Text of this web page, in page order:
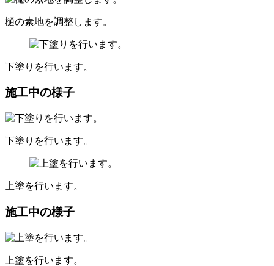
樋の素地を調整します。
下塗りを行います。
施工中の様子
下塗りを行います。
上塗を行います。
施工中の様子
上塗を行います。